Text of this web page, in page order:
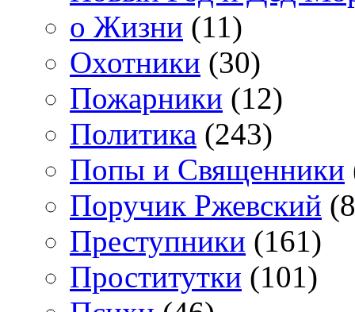
о Жизни (11)
Охотники (30)
Пожарники (12)
Политика (243)
Попы и Священники
Поручик Ржевский
Преступники (161)
Проститутки (101)